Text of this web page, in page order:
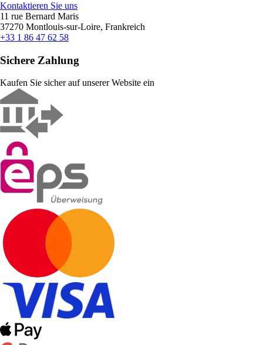
Kontaktieren Sie uns
11 rue Bernard Maris
37270 Montlouis-sur-Loire, Frankreich
+33 1 86 47 62 58
Sichere Zahlung
Kaufen Sie sicher auf unserer Website ein